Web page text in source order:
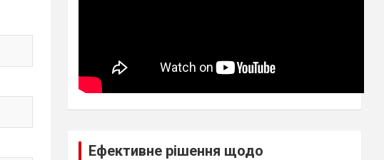
Ефективне рішення щодо